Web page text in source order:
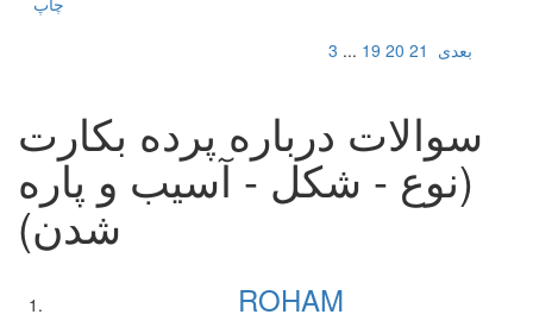
3 ... 19 20 21 بعدی
سوالات درباره پرده بکارت
(نوع - شکل - آسیب و پاره
شدن)
ROHAM